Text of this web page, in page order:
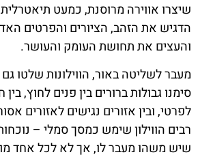
שיצרו אווירה מרוסנת, כמעט
הדגיש את הזהב, הציורים והפרטים
והעצים את תחושת העומק והעושר.
מעבר לשליטה באור, הווילונות שלטו
סימנו גבולות ברורים בין פנים לחוץ, בין
לפרטי, ובין אזורים נגישים לאזורים
רבים הווילון שימש כמסך סמלי –
שיש משהו מעבר לו, אך לא לכל אחד